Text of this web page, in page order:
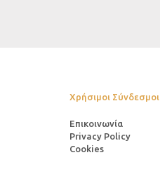
Χρήσιμοι Σύνδεσμοι
Επικοινωνία
Privacy Policy
Cookies